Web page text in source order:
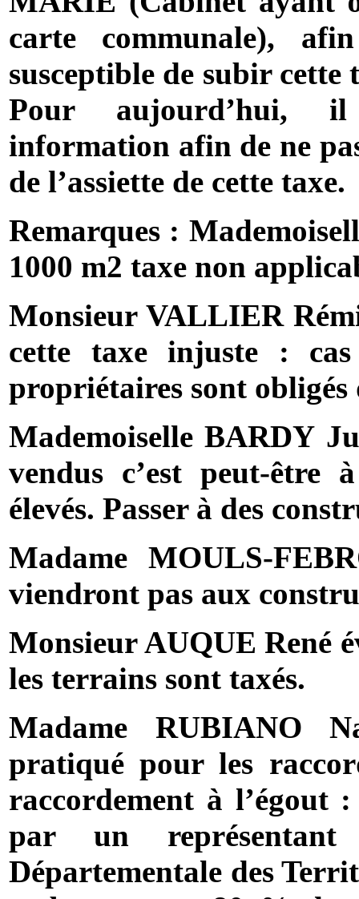
carte communale),
susceptible de subir cette
Pour aujourd’hui, il
information afin de ne
de l’assiette de cette taxe.
Remarques :
1000 m2 taxe non
Monsieur VALLIER
cette taxe injuste :
propriétaires sont obligés
Mademoiselle BARDY
vendus c’est peut-
élevés. Passer à des
Madame MOULS-
viendront pas aux
Monsieur AUQUE René
les terrains sont taxés.
Madame RUBIANO
pratiqué pour les
raccordement à l’égout
par un
Départementale des